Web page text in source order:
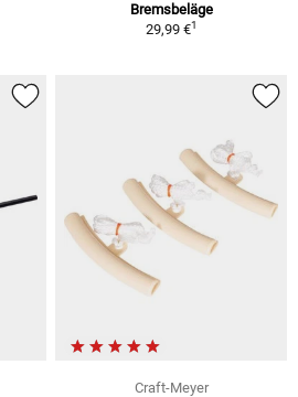
Bremsbeläge
29,99 €1
Craft-Meyer